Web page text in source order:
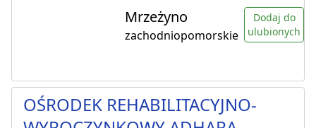
Mrzeżyno
zachodniopomorskie
Dodaj do
ulubionych
OŚRODEK REHABILITACYJNO-